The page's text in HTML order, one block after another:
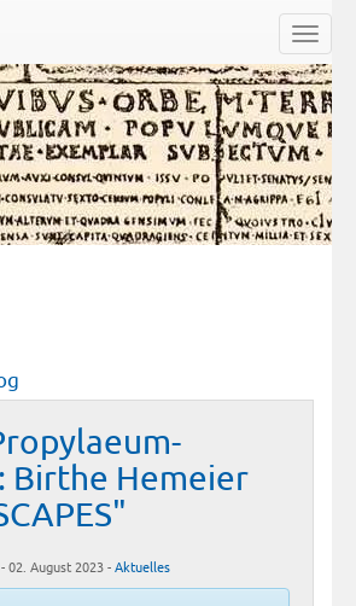
Toggle
Birthe Hemeier
- 02. August 2023 -Aktuelles